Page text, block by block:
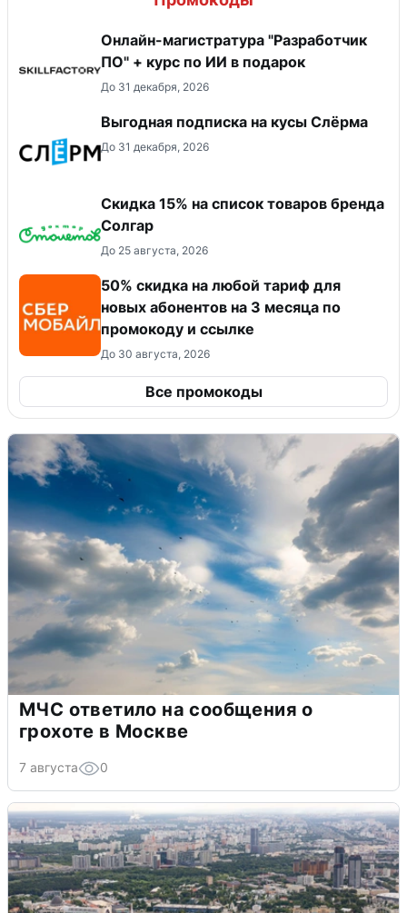
Онлайн-магистратура "Разработчик
ПО" + курс по ИИ в подарок
До 31 декабря, 2026
Выгодная подписка на кусы Слёрма
До 31 декабря, 2026
Скидка 15% на список товаров бренда
Солгар
До 25 августа, 2026
50% скидка на любой тариф для
новых абонентов на 3 месяца по
промокоду и ссылке
До 30 августа, 2026
Все промокоды
МЧС ответило на сообщения о
грохоте в Москве
7 августа 0